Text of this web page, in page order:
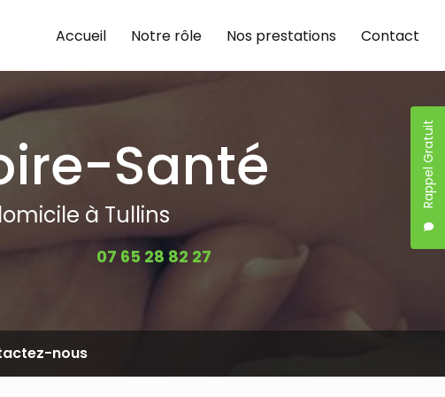
Rappel Gratuit
Accueil
Notre rôle Nos prestations Contact
Santé
à Tullins
07 65 28 82 27
nous